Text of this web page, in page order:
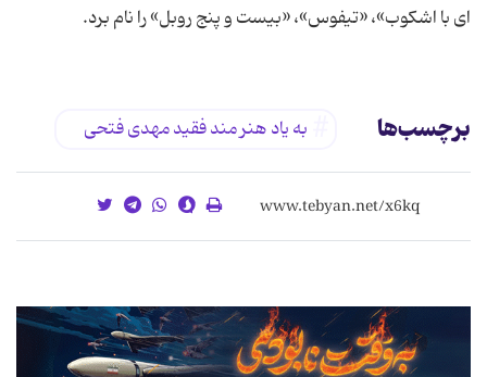
ای با اشكوب»، «تیفوس»، «بیست و پنج روبل» را نام برد.
برچسب‌ها به یاد هنر مند فقید مهدی فتحی